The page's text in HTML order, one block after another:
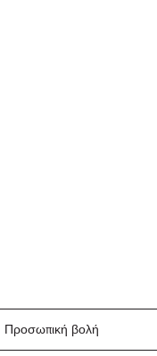
Προσωπική βολή